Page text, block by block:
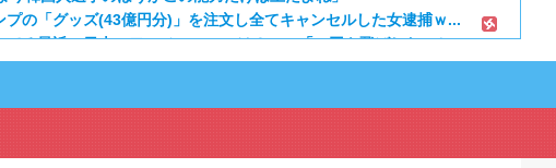
プの「グッズ(43億円分)」を注文し全てキャンセルした女逮捕ｗ...
てる最近の日本のアニメのOP/EDは？」→「一回も飛ばしたこと...